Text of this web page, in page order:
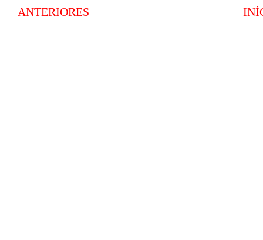
ANTERIORES